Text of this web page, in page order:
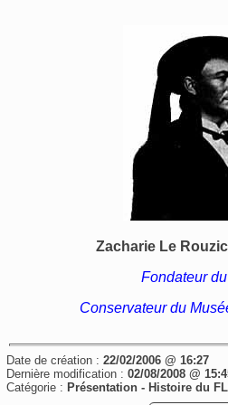
Zacharie Le Rouzic
Fondateur
Conservateur du
Date de création : 22/02/2006 @ 16:27
Dernière modification : 02/08/2008 @
Catégorie : Présentation - Histoire du